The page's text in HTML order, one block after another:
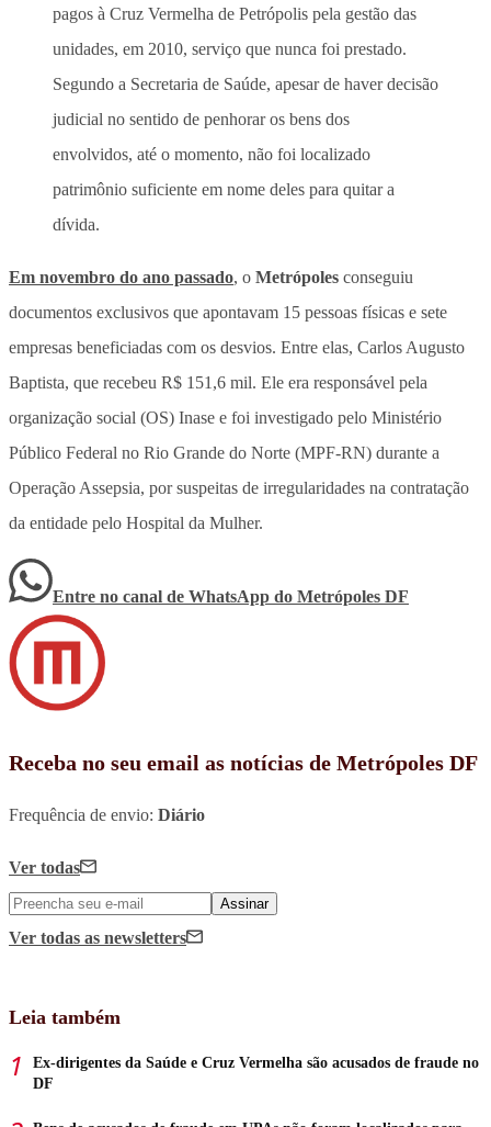
pagos à Cruz Vermelha de Petrópolis pela gestão das
unidades, em 2010, serviço que nunca foi prestado.
Segundo a Secretaria de Saúde, apesar de haver decisão
judicial no sentido de penhorar os bens dos
envolvidos, até o momento, não foi localizado
patrimônio suficiente em nome deles para quitar a
dívida.
Em novembro do ano passado, o Metrópoles conseguiu
documentos exclusivos que apontavam 15 pessoas físicas e sete
empresas beneficiadas com os desvios. Entre elas, Carlos Augusto
Baptista, que recebeu R$ 151,6 mil. Ele era responsável pela
organização social (OS) Inase e foi investigado pelo Ministério
Público Federal no Rio Grande do Norte (MPF-RN) durante a
Operação Assepsia, por suspeitas de irregularidades na contratação
da entidade pelo Hospital da Mulher.
Entre no canal de WhatsApp do Metrópoles DF
Receba no seu email as notícias de Metrópoles DF
Frequência de envio: Diário
Ver todas
Assinar
Ver todas as newsletters
Leia também
Ex-dirigentes da Saúde e Cruz Vermelha são acusados de fraude no
DF